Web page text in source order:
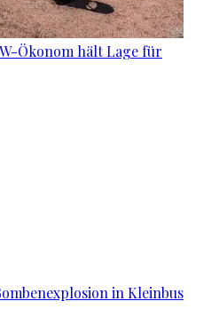
Ökonom hält Lage für
in Kleinbus